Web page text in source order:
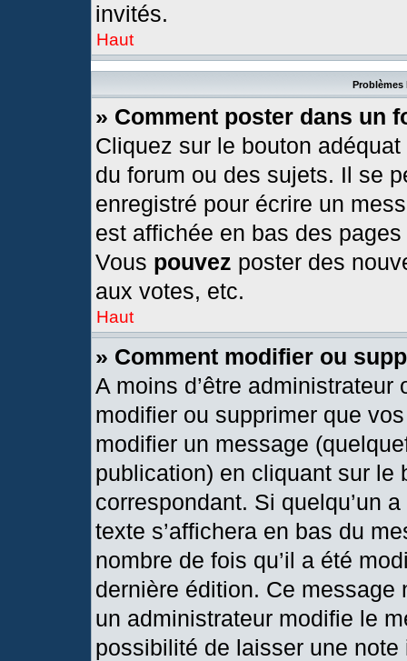
invités.
Haut
Problèmes
» Comment poster dans un
Cliquez sur le bouton
du forum ou des sujets. Il se
enregistré pour écrire un
est affichée en bas des
Vous pouvez poster des
aux votes, etc.
Haut
» Comment modifier ou
A moins d’être
modifier ou supprimer que
modifier un message
publication) en cliquant sur le
correspondant. Si quelqu’un
texte s’affichera en bas du
nombre de fois qu’il a été
dernière édition. Ce message
un administrateur modifie le
possibilité de laisser une